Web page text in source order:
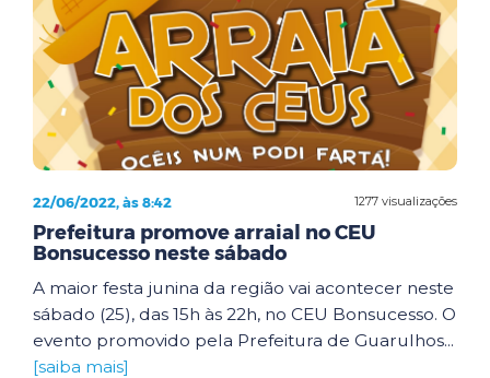
1277 visualizações
22/06/2022, às 8:42
Prefeitura promove arraial no CEU
Bonsucesso neste sábado
A maior festa junina da região vai acontecer neste
sábado (25), das 15h às 22h, no CEU Bonsucesso. O
evento promovido pela Prefeitura de Guarulhos...
[saiba mais]